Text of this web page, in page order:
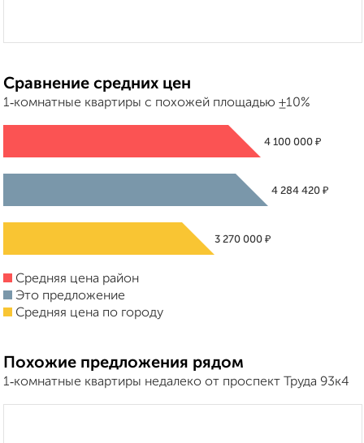
Сравнение средних цен
1‑комнатные квартиры с похожей площадью ±10%
4 100 000₽
4 284 420 ₽
3 270 000 ₽
Средняя цена район
Это предложение
Средняя цена по городу
Похожие предложения рядом
1‑комнатные квартиры недалеко от проспект Труда 93к4